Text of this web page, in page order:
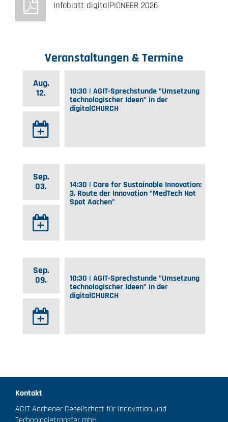
Infoblatt digitalPIONEER 2026
Veranstaltungen & Termine
Aug.
12.
10:30 | AGIT-Sprechstunde "Umsetzung
technologischer Ideen" in der
digitalCHURCH
Sep.
03.
14:30 | Care for Sustainable Innovation:
3. Route der Innovation "MedTech Hot
Spot Aachen"
Sep.
09.
10:30 | AGIT-Sprechstunde "Umsetzung
technologischer Ideen" in der
digitalCHURCH
Kontakt
AGIT Aachener Gesellschaft für Innovation und